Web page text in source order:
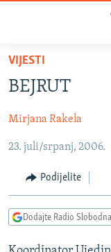
Pređite
glavni
Pređite
na
navigaciju
Pređite
na
pretragu
BOSNA I
SRBIJA
KOSOVO
CRNA GORA
VIZUELNO
VIDEO
FOTOGALERIJE
PODCASTI
RAT U UKRAJINI
VIJESTI
BEJRUT
Mirjana Rakela
23. juli/srpanj, 2006.
Podijelite
Dodajte Radio